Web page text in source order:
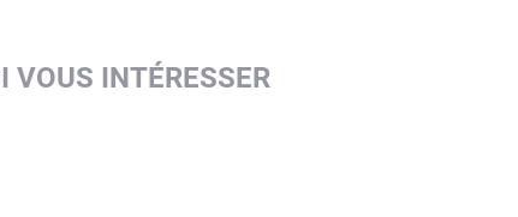
VOUS INTÉRESSER